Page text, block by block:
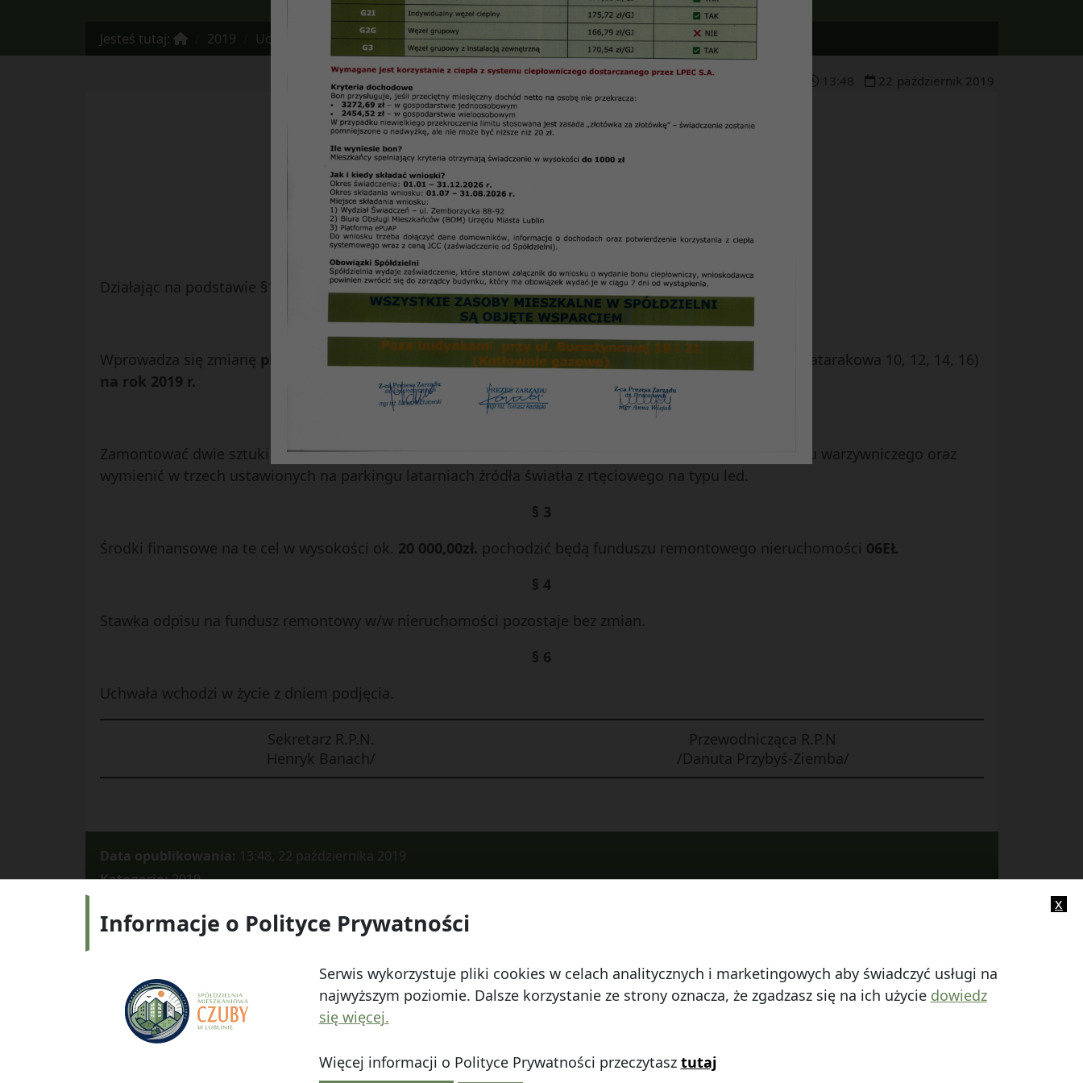
Jesteś tutaj: 2019 Uchwała Nr 23/09/2019 z dnia 25.09.2019 r.
13 48 22 październik 2019
UCHWAŁA NR 23/09/2019
Rady Przedstawicieli Nieruchomości Osiedla „ Łęgi”
Spółdzielni Mieszkaniowej „Czuby” w Lublinie
z dnia 25.09.2019 r.
Działając na podstawie §103b Statutu Spółdzielni ,,Czuby” w Lublinie uchwala się co następuje:
§ 1
Wprowadza się zmianę planu rzeczowo-finansowego funduszu remontowego nieruchomości 06EŁ
(Tatarakowa 10, 12, 14, 16)
na rok 2019 r.
Zamontować dwie sztuki latarni z fotowoltaiką na działce nr 19/15 w okolicy altany śmietnikowej i kiosku warzywniczego oraz
wymienić w trzech ustawionych na parkingu latarniach źródła światła z rtęciowego na typu led.
§ 3
Środki finansowe na te cel w wysokości ok. 20 000,00zł. pochodzić będą funduszu remontowego nieruchomości 06EŁ
§ 4
Stawka odpisu na fundusz remontowy w/w nieruchomości pozostaje bez zmian.
§ 6
Uchwała wchodzi w życie z dniem podjęcia.
Sekretarz R.P.N.
Henryk Banach/
Przewodnicząca R.P.N
/Danuta Przybyś-Ziemba/
Data opublikowania: 13:48, 22 października 2019
Kategorie:2019
x
Informacje o Polityce Prywatności
Serwis wykorzystuje pliki cookies w celach analitycznych i marketingowych aby świadczyć usługi na
najwyższym poziomie. Dalsze korzystanie ze strony oznacza, że zgadzasz się na ich użycie dowiedz
się więcej.
Więcej informacji o Polityce Prywatności przeczytasz tutaj